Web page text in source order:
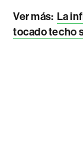
Ver más: La
tocado techo